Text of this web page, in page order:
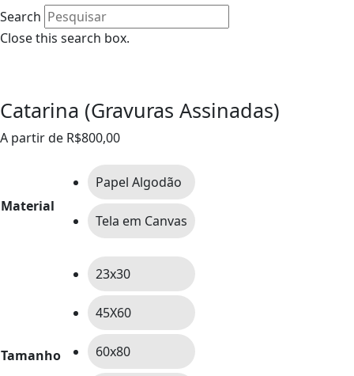
Search
Close this search box.
Catarina (Gravuras Assinadas)
A partir de R$800,00
Material
Papel Algodão
Tela em Canvas
Tamanho
23x30
45X60
60x80